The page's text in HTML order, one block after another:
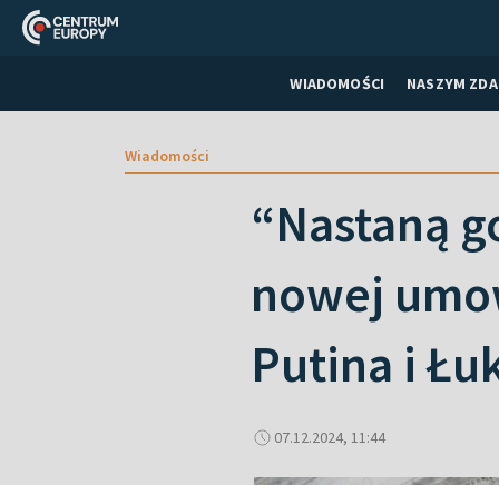
WIADOMOŚCI NASZYM
Wiadomości
“Nastaną
nowej
Putina i
07.12.2024, 11:44